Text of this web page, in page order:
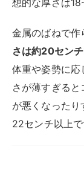
想的な厚さは18
金属のばねで作
さは約20センチ
体重や姿勢に応
さが薄すぎる
が悪くなった
22センチ以上で